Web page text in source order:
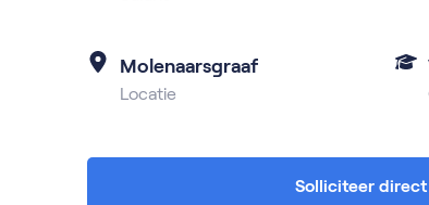
Molenaarsgraaf
Locatie
Solliciteer direct